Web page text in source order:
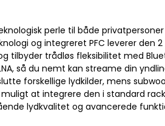
perle til både
og integreret PFC leverer den 2 x
trådløs fleksibilitet med
så du nemt kan streame din
forskellige lydkilder, mens
at integrere den i standard
lydkvalitet og avancerede